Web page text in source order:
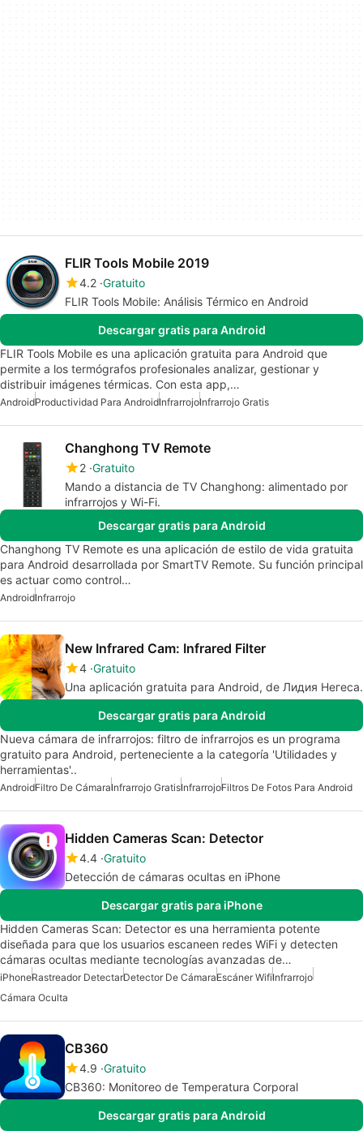
FLIR Tools Mobile 2019
4.2 Gratuito
FLIR Tools Mobile: Análisis Térmico en Android
Descargar gratis para Android
FLIR Tools Mobile es una aplicación gratuita para Android que
permite a los termógrafos profesionales analizar, gestionar y
distribuir imágenes térmicas. Con esta app,…
AndroidProductividad Para AndroidInfrarrojoInfrarrojo Gratis
Changhong TV Remote
2 Gratuito
Mando a distancia de TV Changhong: alimentado por
infrarrojos y Wi-Fi.
Descargar gratis para Android
Changhong TV Remote es una aplicación de estilo de vida gratuita
para Android desarrollada por SmartTV Remote. Su función principal
es actuar como control…
AndroidInfrarrojo
New Infrared Cam: Infrared Filter
4 Gratuito
Una aplicación gratuita para Android, de Лидия Негеса.
Descargar gratis para Android
Nueva cámara de infrarrojos: filtro de infrarrojos es un programa
gratuito para Android, perteneciente a la categoría 'Utilidades y
herramientas'..
AndroidFiltro De CámaraInfrarrojo GratisInfrarrojoFiltros De Fotos Para Android
Hidden Cameras Scan: Detector
4.4 Gratuito
Detección de cámaras ocultas en iPhone
Descargar gratis para iPhone
Hidden Cameras Scan: Detector es una herramienta potente
diseñada para que los usuarios escaneen redes WiFi y detecten
cámaras ocultas mediante tecnologías avanzadas de…
iPhoneRastreador DetectarDetector De CámaraEscáner WifiInfrarrojo
Cámara Oculta
CB360
4.9 Gratuito
CB360: Monitoreo de Temperatura Corporal
Descargar gratis para Android